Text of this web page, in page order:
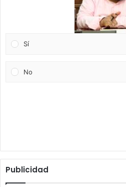
Sí
No
Publicidad